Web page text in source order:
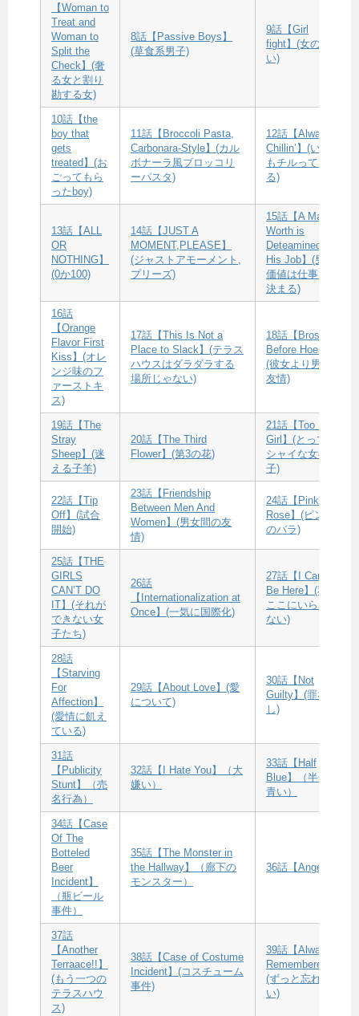
【Woman to
Treat and
Woman to
Split the
Check】(奢
る女と割り
勘する女)
8話【Passive Boys】
(草食系男子)
9話【Girl
fight】(女の闘
い)
10話【the
boy that
gets
treated】(お
ごってもら
ったboy)
11話【Broccoli Pasta,
Carbonara-Style】(カル
ボナーラ風ブロッコリ
ーパスタ)
12話【Always
Chillin’】(いつ
もチルってい
る)
13話【ALL
OR
NOTHING】
(0か100)
14話【JUST A
MOMENT,PLEASE】
(ジャストアモーメント,
プリーズ)
15話【A Man’s
Worth is
Deteamined By
His Job】(男の
価値は仕事で
決まる)
16話
【Orange
Flavor First
Kiss】(オレ
ンジ味のフ
ァーストキ
ス)
17話【This Is Not a
Place to Slack】(テラス
ハウスはダラダラする
場所じゃない)
18話【Bros
Before Hoes】
(彼女より男の
友情)
19話【The
Stray
Sheep】(迷
える子羊)
20話【The Third
Flower】(第3の花)
21話【Too Shy
Girl】(とっても
シャイな女の
子)
22話【Tip
Off】(試合
開始)
23話【Friendship
Between Men And
Women】(男女間の友
情)
24話【Pink
Rose】(ピンク
のバラ)
25話【THE
GIRLS
CAN’T DO
IT】(それが
できない女
子たち)
26話
【Internationalization at
Once】(一気に国際化)
27話【I Can”t
Be Here】(私は
ここにいられ
ない)
28話
【Starving
For
Affection】
(愛情に飢え
ている)
29話【About Love】(愛
について)
30話【Not
Guilty】(罪な
し)
31話
【Publicity
Stunt】（売
名行為）
32話【I Hate You】（大
嫌い）
33話【Half
Blue】（半分
青い）
34話【Case
Of The
Botteled
Beer
Incident】
（瓶ビール
事件）
35話【The Monster in
the Hallway】（廊下の
モンスター）
36話【Angel】
37話
【Another
Terraace!!】
(もう一つの
テラスハウ
ス)
38話【Case of Costume
Incident】(コスチューム
事件)
39話【Always
Remembered】
(ずっと忘れな
い)